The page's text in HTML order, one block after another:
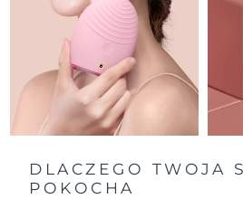
DLACZEGO TWOJA
POKOCHA
Holandia
Nowa Zelandia